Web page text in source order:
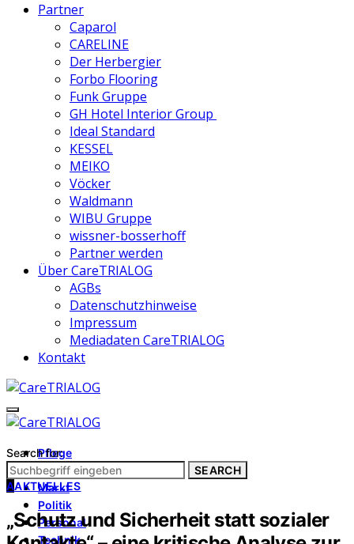
Partner
Caparol
CARELINE
Der Herbergier
Forbo Flooring
Funk Gruppe
GH Hotel Interior Group
Ideal Standard
KESSEL
MEIKO
Vöcker
Waldmann
WIBU Gruppe
wissner-bosserhoff
Partner werden
Über CareTRIALOG
AGBs
Datenschutzhinweise
Impressum
Mediadaten CareTRIALOG
Kontakt
Pflege
Architektur
Markt
Politik
Personal
Technik
Search for:
SEARCH
AAKTUELLES
„Schutz und Sicherheit statt sozialer